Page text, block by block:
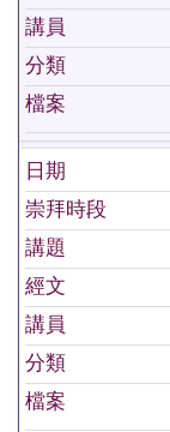
講員
分類
檔案
日期
崇拜時段
講題
經文
講員
分類
檔案